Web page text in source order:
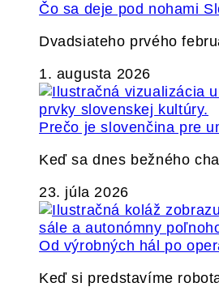
Čo sa deje pod nohami
Dvadsiateho prvého
1. augusta 2026
Prečo je slovenčina pre
Keď sa dnes bežného
23. júla 2026
Od výrobných hál po
Keď si predstavíme